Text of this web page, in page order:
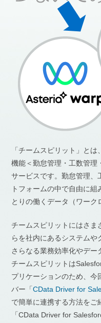
「チームスピリット」と
機能＜勤怠管理・工数管理
サービスです。勤怠管理、
トフォームの中で自由に
とりの働くデータ（ワーク
チームスピリットにはさま
らを社内にあるシステム
さらなる業務効率化やデー
チームスピリットは
プリケーションのため、今
バー「CData Driver for
で簡単に連携する方法をご
「CData Driver for